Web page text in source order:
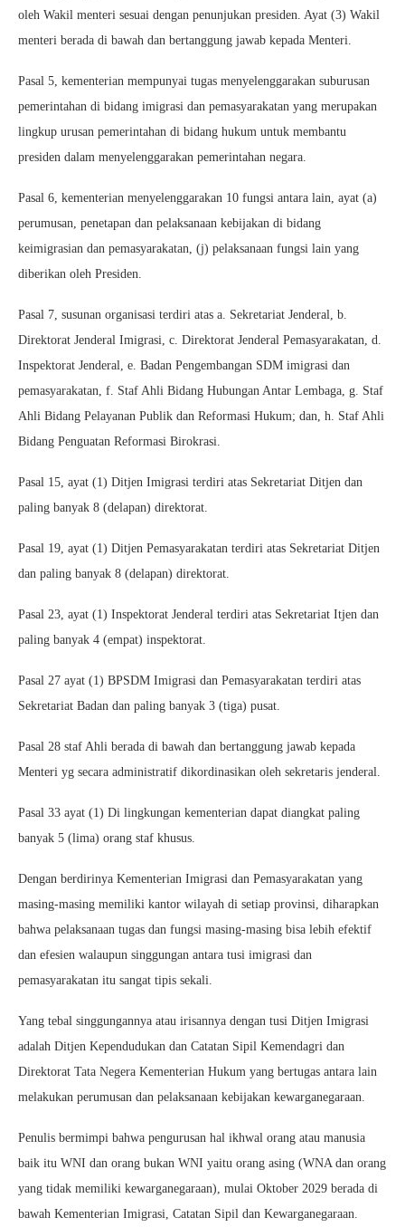
oleh Wakil menteri sesuai dengan penunjukan presiden. Ayat (3) Wakil
menteri berada di bawah dan bertanggung jawab kepada Menteri.
Pasal 5, kementerian mempunyai tugas menyelenggarakan suburusan
pemerintahan di bidang imigrasi dan pemasyarakatan yang merupakan
lingkup urusan pemerintahan di bidang hukum untuk membantu
presiden dalam menyelenggarakan pemerintahan negara.
Pasal 6, kementerian menyelenggarakan 10 fungsi antara lain, ayat (a)
perumusan, penetapan dan pelaksanaan kebijakan di bidang
keimigrasian dan pemasyarakatan, (j) pelaksanaan fungsi lain yang
diberikan oleh Presiden.
Pasal 7, susunan organisasi terdiri atas a. Sekretariat Jenderal, b.
Direktorat Jenderal Imigrasi, c. Direktorat Jenderal Pemasyarakatan, d.
Inspektorat Jenderal, e. Badan Pengembangan SDM imigrasi dan
pemasyarakatan, f. Staf Ahli Bidang Hubungan Antar Lembaga, g. Staf
Ahli Bidang Pelayanan Publik dan Reformasi Hukum; dan, h. Staf Ahli
Bidang Penguatan Reformasi Birokrasi.
Pasal 15, ayat (1) Ditjen Imigrasi terdiri atas Sekretariat Ditjen dan
paling banyak 8 (delapan) direktorat.
Pasal 19, ayat (1) Ditjen Pemasyarakatan terdiri atas Sekretariat Ditjen
dan paling banyak 8 (delapan) direktorat.
Pasal 23, ayat (1) Inspektorat Jenderal terdiri atas Sekretariat Itjen dan
paling banyak 4 (empat) inspektorat.
Pasal 27 ayat (1) BPSDM Imigrasi dan Pemasyarakatan terdiri atas
Sekretariat Badan dan paling banyak 3 (tiga) pusat.
Pasal 28 staf Ahli berada di bawah dan bertanggung jawab kepada
Menteri yg secara administratif dikordinasikan oleh sekretaris jenderal.
Pasal 33 ayat (1) Di lingkungan kementerian dapat diangkat paling
banyak 5 (lima) orang staf khusus.
Dengan berdirinya Kementerian Imigrasi dan Pemasyarakatan yang
masing-masing memiliki kantor wilayah di setiap provinsi, diharapkan
bahwa pelaksanaan tugas dan fungsi masing-masing bisa lebih efektif
dan efesien walaupun singgungan antara tusi imigrasi dan
pemasyarakatan itu sangat tipis sekali.
Yang tebal singgungannya atau irisannya dengan tusi Ditjen Imigrasi
adalah Ditjen Kependudukan dan Catatan Sipil Kemendagri dan
Direktorat Tata Negera Kementerian Hukum yang bertugas antara lain
melakukan perumusan dan pelaksanaan kebijakan kewarganegaraan.
Penulis bermimpi bahwa pengurusan hal ikhwal orang atau manusia
baik itu WNI dan orang bukan WNI yaitu orang asing (WNA dan orang
yang tidak memiliki kewarganegaraan), mulai Oktober 2029 berada di
bawah Kementerian Imigrasi, Catatan Sipil dan Kewarganegaraan.